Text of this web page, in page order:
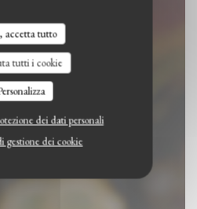
accetta tutto
tutti i cookie
dei dati personali
gestione dei cookie